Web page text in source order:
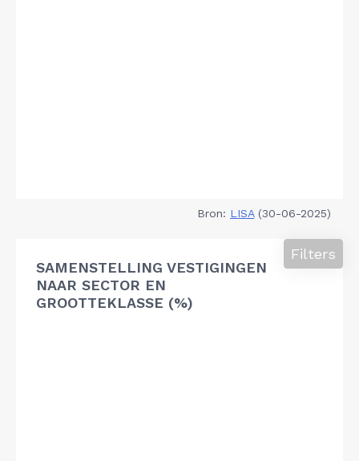
Bron: LISA(30-06-2025)
SAMENSTELLING VESTIGINGEN
NAAR SECTOR EN
GROOTTEKLASSE (%)
Filters